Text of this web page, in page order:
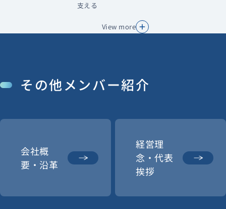
支える
View more
その他メンバー紹介
会社概
要・沿革
経営理
念・代表
挨拶